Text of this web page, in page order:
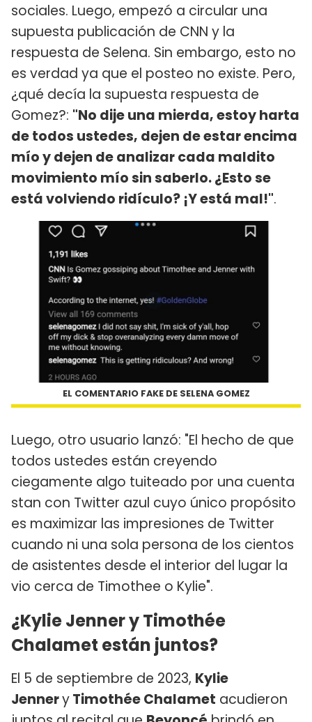
sociales. Luego, empezó a circular una
supuesta publicación de CNN y la
respuesta de Selena. Sin embargo, esto no
es verdad ya que el posteo no existe. Pero,
¿qué decía la supuesta respuesta de
Gomez?: "No dije una mierda, estoy harta
de todos ustedes, dejen de estar encima
mío y dejen de analizar cada maldito
movimiento mío sin saberlo. ¿Esto se
está volviendo ridículo? ¡Y está mal!".
EL COMENTARIO FAKE DE SELENA GOMEZ
Luego, otro usuario lanzó: "El hecho de que
todos ustedes están creyendo
ciegamente algo tuiteado por una cuenta
stan con Twitter azul cuyo único propósito
es maximizar las impresiones de Twitter
cuando ni una sola persona de los cientos
de asistentes desde el interior del lugar la
vio cerca de Timothee o Kylie".
¿Kylie Jenner y Timothée
Chalamet están juntos?
El 5 de septiembre de 2023, Kylie
JenneryTimothée Chalamet acudieron